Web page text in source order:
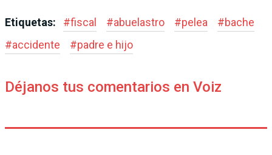
Etiquetas: #fiscal #abuelastro #pelea #bache
#accidente #padre e hijo
Déjanos tus comentarios en Voiz